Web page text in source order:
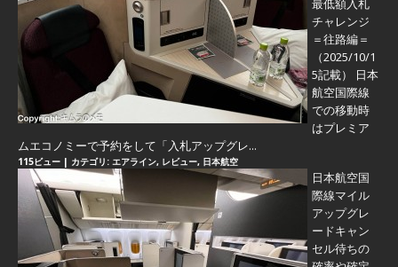
最低額入札
チャレンジ
＝往路編＝
（2025/10/1
5記載） 日本
航空国際線
での移動時
はプレミア
ムエコノミーで予約をして「入札アップグレ...
115ビュー | カテゴリ: エアライン, レビュー, 日本航空
日本航空国
際線マイル
アップグレ
ードキャン
セル待ちの